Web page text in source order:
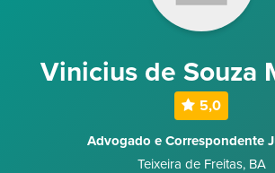
Vinicius de Souza
5,0
Advogado e Correspondente
Teixeira de Freitas, BA